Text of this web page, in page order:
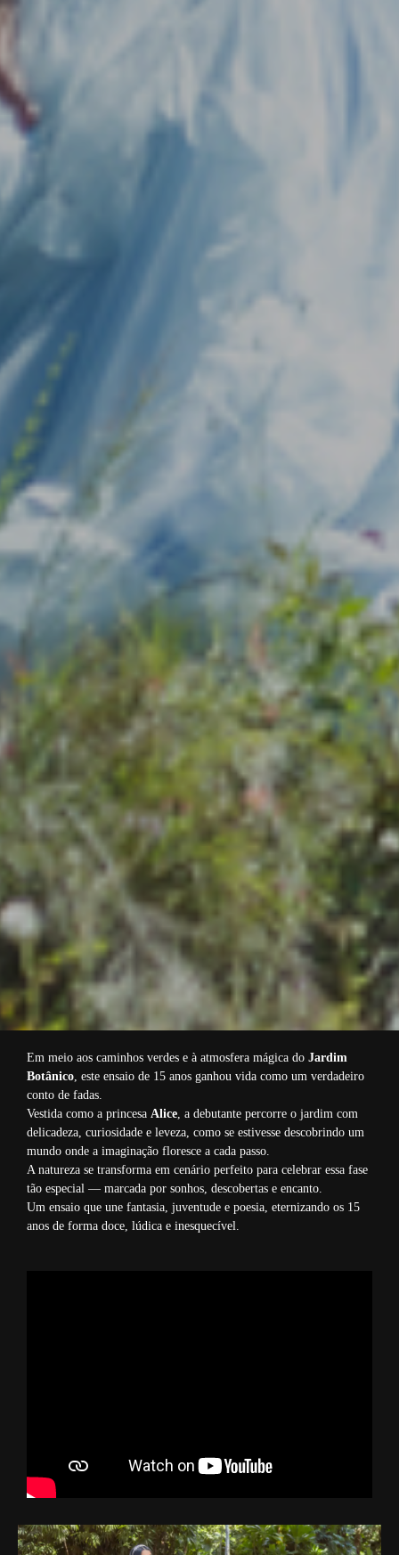
Em meio aos caminhos verdes e à atmosfera mágica do Jardim
Botânico, este ensaio de 15 anos ganhou vida como um verdadeiro
conto de fadas.
Vestida como a princesa Alice, a debutante percorre o jardim com
delicadeza, curiosidade e leveza, como se estivesse descobrindo um
mundo onde a imaginação floresce a cada passo.
A natureza se transforma em cenário perfeito para celebrar essa fase
tão especial — marcada por sonhos, descobertas e encanto.
Um ensaio que une fantasia, juventude e poesia, eternizando os 15
anos de forma doce, lúdica e inesquecível.